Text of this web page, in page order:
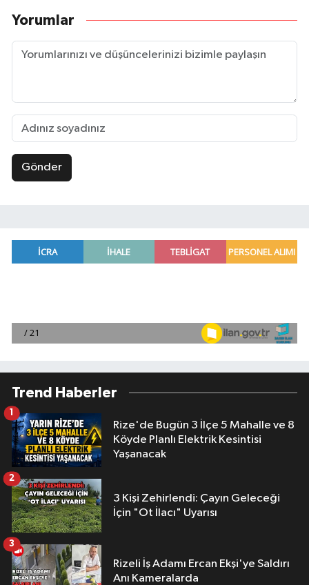
Yorumlar
Gönder
Trend Haberler
Rize'de Bugün 3 İlçe 5 Mahalle ve 8
Köyde Planlı Elektrik Kesintisi
Yaşanacak
1
3 Kişi Zehirlendi: Çayın Geleceği
İçin "Ot İlacı" Uyarısı
2
Rizeli İş Adamı Ercan Ekşi'ye Saldırı
Anı Kameralarda
3